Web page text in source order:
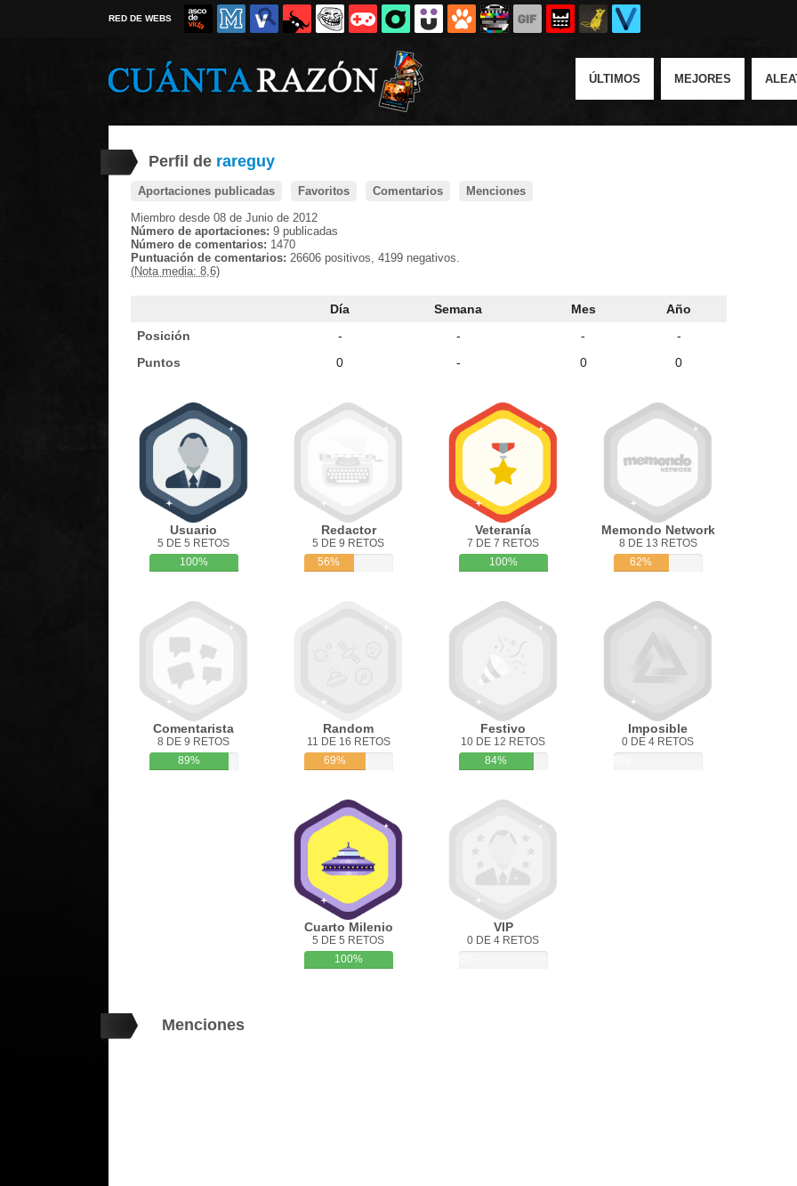
RED DE WEBS
ÚLTIMOS MEJORES
Perfil de rareguy
Aportaciones publicadas Favoritos Comentarios
Menciones
Miembro desde 08 de Junio de 2012
Número de aportaciones: 9 publicadas
Número de comentarios: 1470
Puntuación de comentarios: 26606 positivos, 4199 negativos.
(Nota media: 8,6)
Día Semana Mes
Año
Posición
- - -
-
Puntos
0 - 0 0
Usuario
5 DE 5 RETOS
100%
Redactor
5 DE 9 RETOS
56%
Veteranía
7 DE 7 RETOS
100%
Memondo Network
8 DE 13 RETOS
62%
Comentarista
8 DE 9 RETOS
89%
Random
11 DE 16 RETOS
69%
Festivo
10 DE 12 RETOS
84%
Imposible
0 DE 4 RETOS
Cuarto Milenio
5 DE 5 RETOS
100%
VIP
0 DE 4 RETOS
Menciones